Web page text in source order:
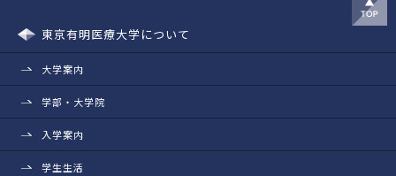
東京有明医療大学について
大学案内
学部・大学院
入学案内
学生生活